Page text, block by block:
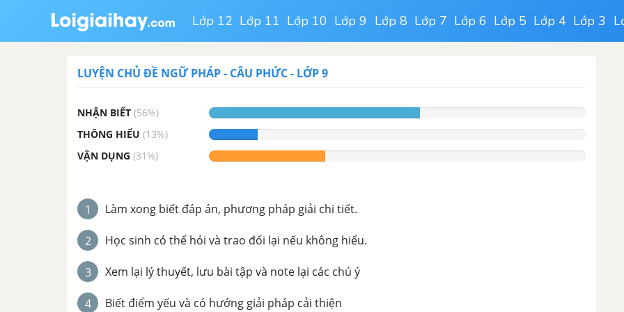
Lớp 12 Lớp 11 Lớp 10 Lớp 9 Lớp 8 Lớp 7 Lớp 6 Lớp 5 Lớp 4 Lớp 3
LUYỆN CHỦ ĐỀ NGỮ PHÁP - CÂU PHỨC- LỚP 9
NHẬN BIẾT (56%)
THÔNG HIỂU (13%)
VẬN DỤNG (31 %)
1 Làm xong biết đáp án, phương pháp giải chi tiết.
2 Học sinh có thể hỏi và trao đổi lại nếu không hiểu.
3 Xem lại lý thuyết, lưu bài tập và note lại các chú ý
4 Biết điểm yếu và có hướng giải pháp cải thiện